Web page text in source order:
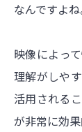
なんですよね
映像によっ
理解がしや
活用される
が非常に効果